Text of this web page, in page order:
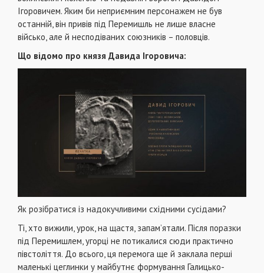
Ігоровичем. Яким би неприємним персонажем не був
останній, він привів під Перемишль не лише власне
військо, але й несподіваних союзників – половців.
Що відомо про князя Давида Ігоровича:
Як розібратися із надокучливими східними сусідами?
Ті, хто вижили, урок, на щастя, запам’ятали. Після поразки
під Перемишлем, угорці не потикалися сюди практично
півстоліття. До всього, ця перемога ще й заклала перші
маленькі цеглинки у майбутнє формування Галицько-